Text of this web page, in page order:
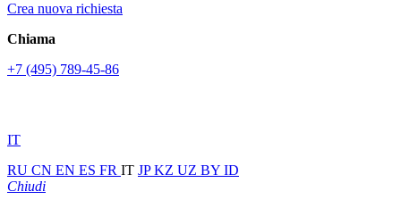
Crea nuova richiesta
Chiama
+7 (495) 789-45-86
IT
RU CN EN ES FR IT JPKZ UZ BY ID
Chiudi